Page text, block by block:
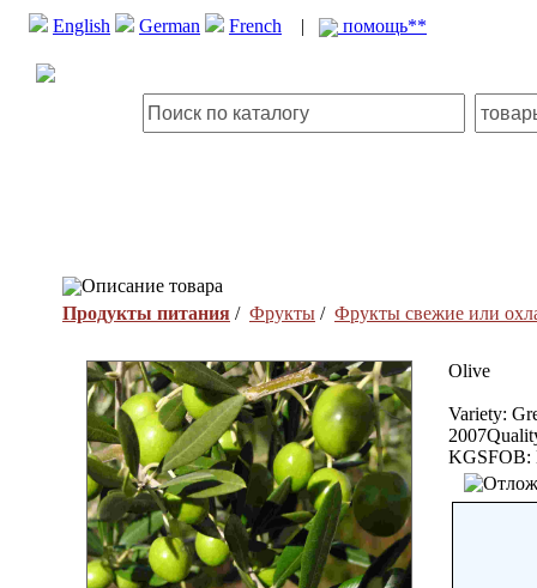
English German French | помощь**
Описание товара
Продукты питания / Фрукты / Фрукты свежие или
Olive
Variety:
KGSFOB: